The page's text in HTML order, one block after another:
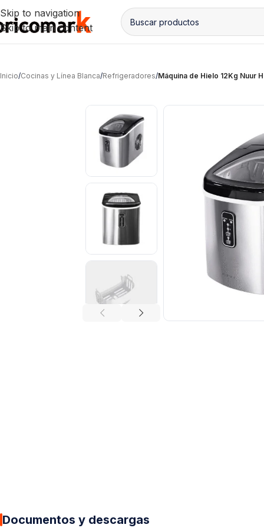
Skip to navigation
Skip to main content
Inicio/Cocinas y Línea Blanca/Refrigeradores/Máquina de Hielo 12Kg Nuur
Documentos y descargas